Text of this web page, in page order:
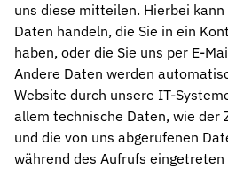
Kontakt
Nehmen Sie Kontakt mit uns auf
Karriere
Downloads
Zertifikate zum Download
uns diese mitteilen. Hierbei
Daten handeln, die Sie in ein
haben, oder die Sie uns per E-
Andere Daten werden
Website durch unsere IT-
allem technische Daten, wie der
und die von uns abgerufenen
während des Aufrufs eingetreten